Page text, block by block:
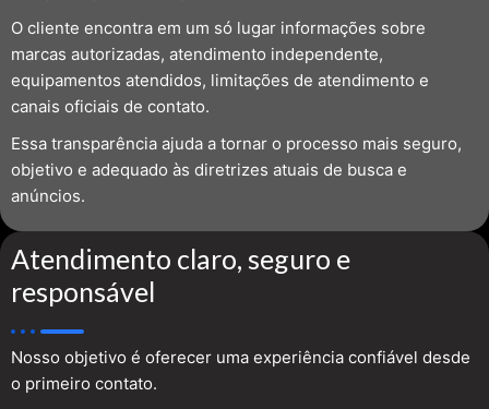
O cliente encontra em um só lugar informações sobre
marcas autorizadas, atendimento independente,
equipamentos atendidos, limitações de atendimento e
canais oficiais de contato.
Essa transparência ajuda a tornar o processo mais seguro,
objetivo e adequado às diretrizes atuais de busca e
anúncios.
Atendimento claro, seguro e
responsável
Nosso objetivo é oferecer uma experiência confiável desde
o primeiro contato.